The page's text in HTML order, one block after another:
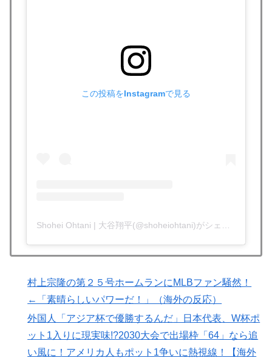
韓国人「フランスの有力紙も大韓サッカー協会前代未聞
の不祥事を詳細に報道！」→「国際的スキャンダルに発
アメリカ「お前らの国でしか愛されてないものってあ
事態に
▶
レビ番組が最新SNSの数十年先を行っていたと話題に
▶
韓国が独自開発したと自慢する甘いトマト、実はそこら
辺のトマトに砂糖水を注入していただけなのが判明して
大問題にw
海外「海外発祥なのに、今では日本で定着してるものっ
て何？その逆も教えて！」（海外の反応）
この投稿をInstagramで見る
村上宗隆の第２５号ホームランにMLBファン騒然！
←「素晴らしいパワーだ！」（海外の反応）
外国人「アジア杯で優勝するんだ」日本代表、W杯ポ
ット1入りに現実味!?2030大会で出場枠「64」なら追
い風に！アメリカ人もポット1争いに熱視線！【海外